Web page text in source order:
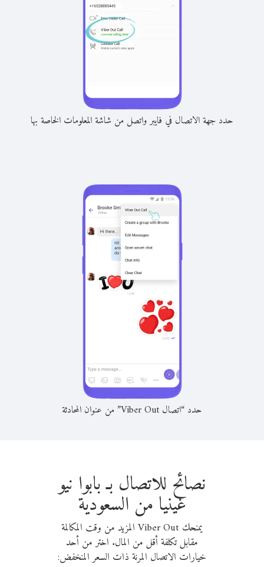
حدد جهة الاتصال في فايبر واتصل من شاشة المعلومات الخاصة بها
حدد “اتصال Viber Out” من عنوان المحادثة
نصائح للاتصال بـ بابوا نيو
غينيا من السعودية
يمنحك Viber Out المزيد من وقت المكالمة
مقابل تكلفة أقل من المال. اختر من أحد
خيارات الاتصال المرنة ذات السعر المنخفض: